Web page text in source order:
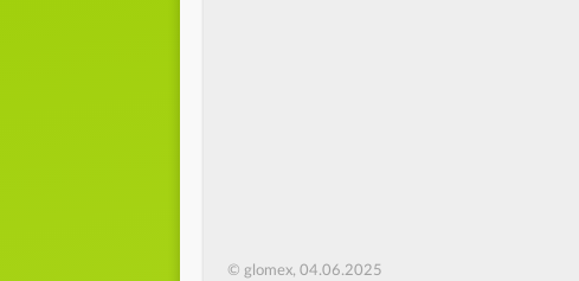
© glomex, 04.06.2025